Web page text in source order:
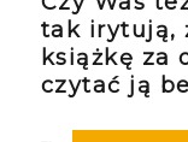
tak irytują,
książkę za
czytać ją